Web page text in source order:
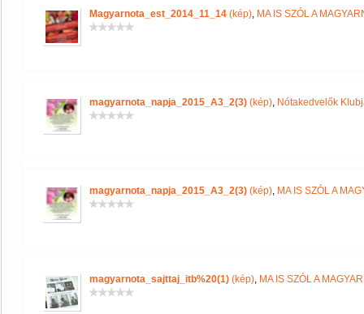
Magyarnota_est_2014_11_14 (kép), MA IS SZÓL A
magyarnota_napja_2015_A3_2(3) (kép), Nótakedvelők
magyarnota_napja_2015_A3_2(3) (kép), MA IS SZÓL A
magyarnota_sajttaj_itb%20(1) (kép), MA IS SZÓL A